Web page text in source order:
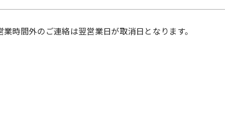
時間外のご連絡は翌営業日が取消日となります。